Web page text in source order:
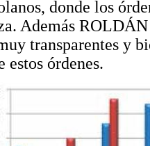
donde los
Además
transparentes y
estos órdenes.